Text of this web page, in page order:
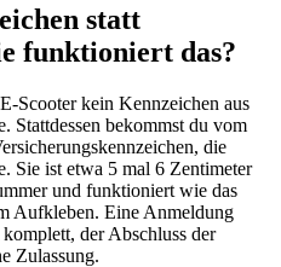
statt
funktioniert das?
Scooter kein Kennzeichen aus
Stattdessen bekommst du vom
die
Sie ist etwa 5 mal 6 Zentimeter
und funktioniert wie das
Aufkleben. Eine Anmeldung
der Abschluss der
Zulassung.